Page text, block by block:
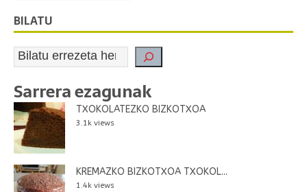
BILATU
Sarrera ezagunak
TXOKOLATEZKO BIZKOTXOA
3.1k views
KREMAZKO BIZKOTXOA TXOKOL...
1.4k views